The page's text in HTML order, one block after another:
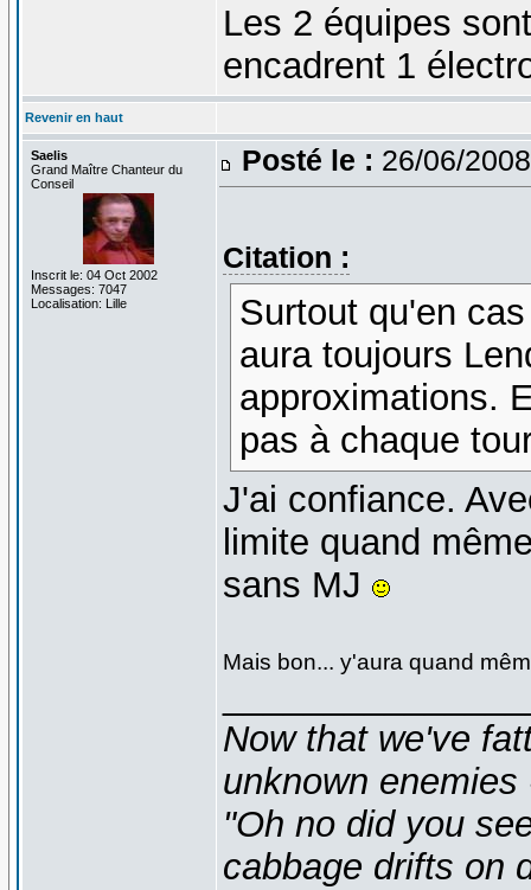
Les 2 équipes
encadrent 1
Revenir en haut
Saelis
Grand Maître Chanteur du
Conseil
Inscrit le: 04 Oct 2002
Messages: 7047
Localisation: Lille
Posté le : 26/06/
Citation :
Surtout qu'en
aura toujours
approximations.
pas à chaque
J'ai confiance.
limite quand
sans MJ
Mais bon... y'aura quand
Now that we've
unknown
"Oh no did you
cabbage drifts on